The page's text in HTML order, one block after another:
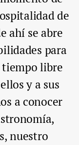
de
ahí se abre
para
tiempo libre
y a sus
a conocer
nuestro